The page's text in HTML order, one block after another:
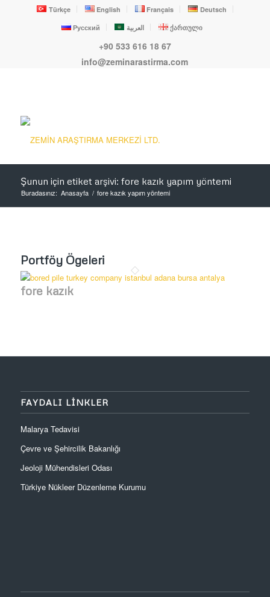
Türkçe English Français
Deutsch
Русский
العربية ქართული
+90 533 616 18 67
info@zeminarastirma.com
Şunun için etiket arşivi: fore kazık yapım yöntemi
Buradasınız: Anasayfa / fore kazık yapım yöntemi
Portföy Ögeleri
fore kazık
FAYDALI LINKLER
Malarya Tedavisi
Çevre ve Şehircilik Bakanlığı
Jeoloji Mühendisleri Odası
Türkiye Nükleer Düzenleme Kurumu